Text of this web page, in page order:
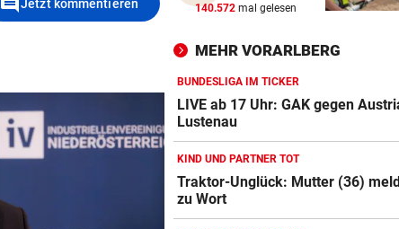
Jetzt kommentieren 140.572 mal gelesen
MEHR VORARLBERG
BUNDESLIGA IM TICKER
LIVE ab 17 Uhr: GAK gegen
Lustenau
KIND UND PARTNER TOT
Traktor-Unglück: Mutter (36)
zu Wort